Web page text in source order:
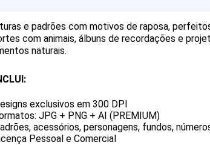
e padrões com motivos de raposa,
com animais, álbuns de recordações e
naturais.
exclusivos em 300 DPI
JPG + PNG + AI (PREMIUM)
acessórios, personagens, fundos,
Pessoal e Comercial